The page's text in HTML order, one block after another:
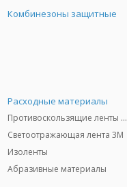
Комбинезоны защитные
Расходные материалы
Противоскользящие ленты 3М
Светоотражающая лента 3M
Изоленты
Абразивные материалы